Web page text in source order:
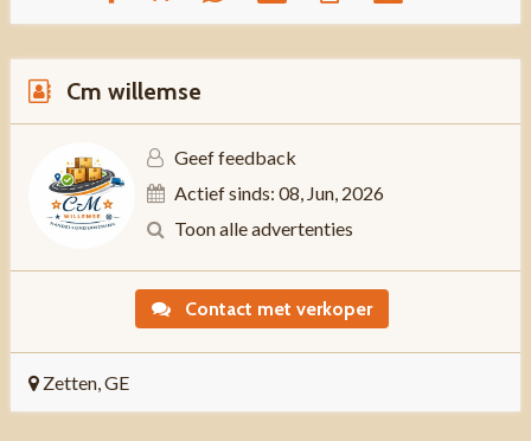
Cm willemse
Geef feedback
Actief sinds: 08, Jun, 2026
Toon alle advertenties
Contact met verkoper
Zetten, GE